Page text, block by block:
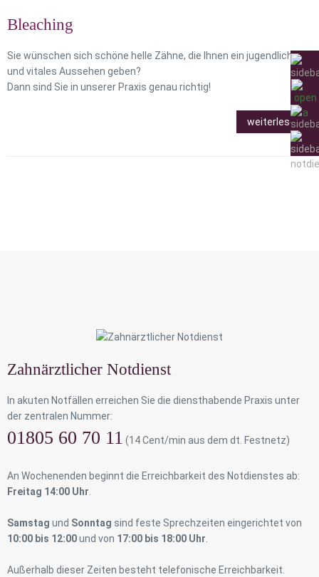
Bleaching
Sie wünschen sich schöne helle Zähne, die Ihnen ein jugendliches
und vitales Aussehen geben?
Dann sind Sie in unserer Praxis genau richtig!
weiterlesen
Zahnärztlicher Notdienst
In akuten Notfällen erreichen Sie die diensthabende Praxis unter
der zentralen Nummer:
01805 60 70 11 (14 Cent/min aus dem dt. Festnetz)
An Wochenenden beginnt die Erreichbarkeit des Notdienstes ab:
Freitag 14:00 Uhr
Samstag und Sonntag sind feste Sprechzeiten eingerichtet von
10:00 bis 12:00und von 17:00 bis 18:00 Uhr.
Außerhalb dieser Zeiten besteht telefonische Erreichbarkeit.